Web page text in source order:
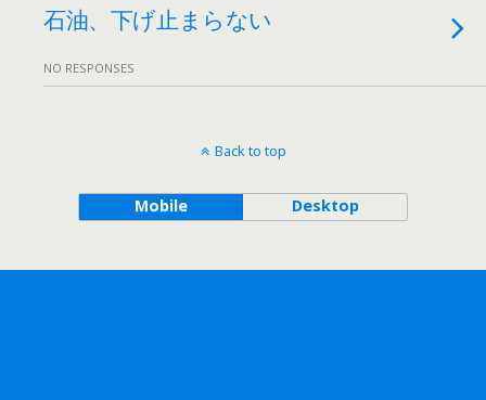
石油、下げ止まらない
NO RESPONSES
Back to top
Mobile Desktop